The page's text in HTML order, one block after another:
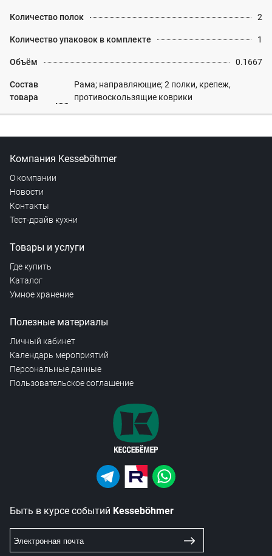
Количество полок 2
Количество упаковок в комплекте 1
Объём 0.1667
Состав
товара
Рама; направляющие; 2 полки, крепеж,
противоскользящие коврики
Компания Kesseböhmer
О компании
Новости
Контакты
Тест-драйв кухни
Товары и услуги
Где купить
Каталог
Умное хранение
Полезные материалы
Личный кабинет
Календарь мероприятий
Персональные данные
Пользовательское соглашение
Быть в курсе событий Kesseböhmer